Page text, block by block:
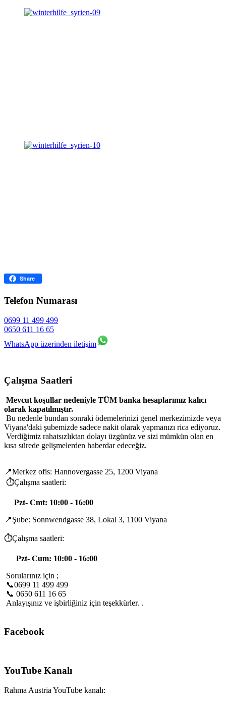
Facebook
Share
Telefon Numarası
0699 11 499 499
0650 611 16 65
WhatsApp üzerinden iletişim
Çalışma Saatleri
Mevcut koşullar nedeniyle TÜM banka hesaplarımız kalıcı
olarak kapatılmıştır.
Bu nedenle bundan sonraki ödemelerinizi genel merkezimizde veya
Viyana'daki şubemizde sadece nakit olarak yapmanızı rica ediyoruz.
Verdiğimiz rahatsızlıktan dolayı üzgünüz ve sizi mümkün olan en
kısa sürede gelişmelerden haberdar edeceğiz.
📍Merkez ofis: Hannovergasse 25, 1200 Viyana
⏱️Çalışma saatleri:
Pzt- Cmt: 10:00 - 16:00
📍Şube: Sonnwendgasse 38, Lokal 3, 1100 Viyana
⏱️Çalışma saatleri:
Pzt- Cum: 10:00 - 16:00
Sorularınız için ;
📞0699 11 499 499
📞 0650 611 16 65
Anlayışınız ve işbirliğiniz için teşekkürler. .
Facebook
YouTube Kanalı
Rahma Austria YouTube kanalı: